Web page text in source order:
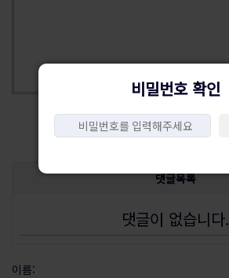
목록 삭제
댓글목록
댓글이 없습니다.
이름:
비밀번호 확인